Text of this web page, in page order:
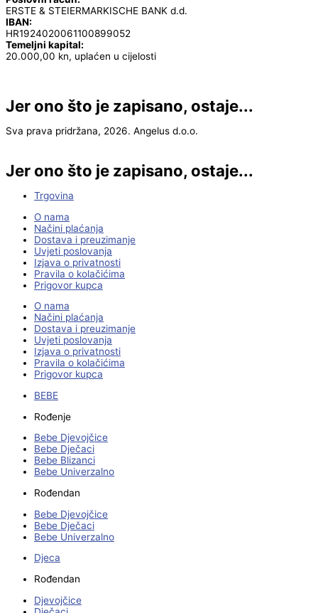
ERSTE & STEIERMARKISCHE BANK d.d.
IBAN:
HR1924020061100899052
Temeljni kapital:
20.000,00 kn, uplaćen u cijelosti
Jer ono što je zapisano, ostaje...
Sva prava pridržana, 2026. Angelus d.o.o.
Jer ono što je zapisano, ostaje...
Trgovina
O nama
Načini plaćanja
Dostava i preuzimanje
Uvjeti poslovanja
Izjava o privatnosti
Pravila o kolačićima
Prigovor kupca
O nama
Načini plaćanja
Dostava i preuzimanje
Uvjeti poslovanja
Izjava o privatnosti
Pravila o kolačićima
Prigovor kupca
BEBE
Rođenje
Bebe Djevojčice
Bebe Dječaci
Bebe Blizanci
Bebe Univerzalno
Rođendan
Bebe Djevojčice
Bebe Dječaci
Bebe Univerzalno
Djeca
Rođendan
Djevojčice